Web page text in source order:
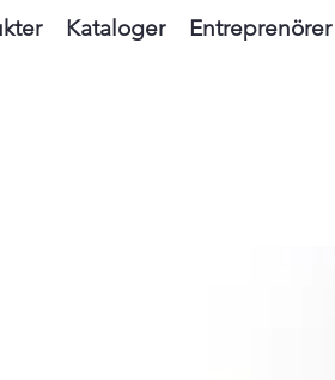
Kataloger Entreprenörer